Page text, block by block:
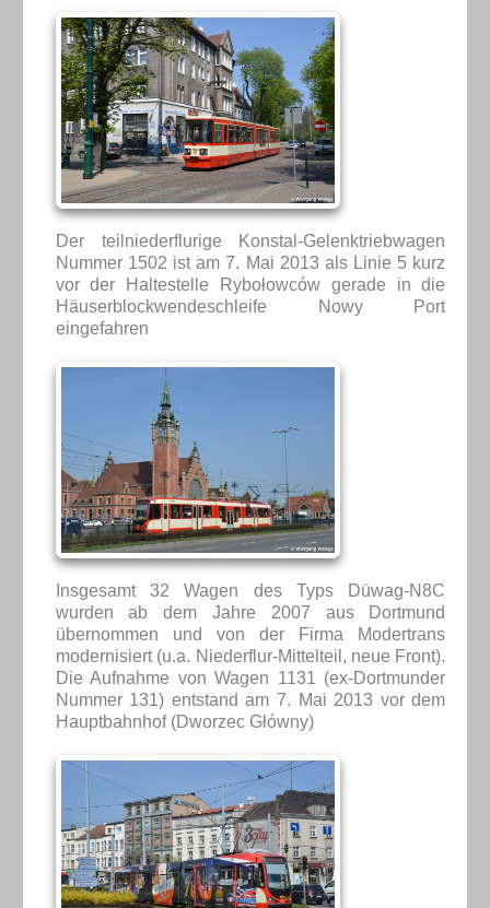
Der teilniederflurige Konstal-Gelenktriebwagen
Nummer 1502 ist am 7. Mai 2013 als Linie 5 kurz
vor der Haltestelle Rybołowców gerade in die
Häuserblockwendeschleife Nowy Port
eingefahren
Insgesamt 32 Wagen des Typs Düwag-N8C
wurden ab dem Jahre 2007 aus Dortmund
übernommen und von der Firma Modertrans
modernisiert (u.a. Niederflur-Mittelteil, neue Front).
Die Aufnahme von Wagen 1131 (ex-Dortmunder
Nummer 131) entstand am 7. Mai 2013 vor dem
Hauptbahnhof (Dworzec Główny)